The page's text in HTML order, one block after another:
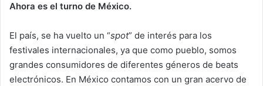
Ahora es el turno de México.
El país, se ha vuelto un “spot” de interés para los
festivales internacionales, ya que como pueblo, somos
grandes consumidores de diferentes géneros de beats
electrónicos. En México contamos con un gran acervo de